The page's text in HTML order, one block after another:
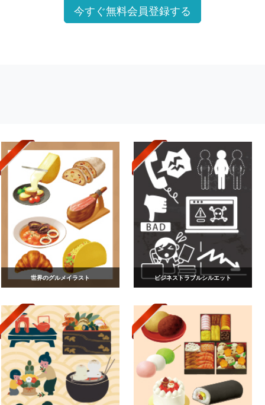
今すぐ無料会員登録する
世界のグルメイラスト ビジネストラブルシルエット